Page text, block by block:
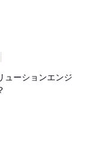
ューションエンジ